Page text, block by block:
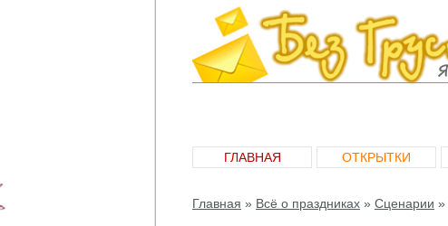
ГЛАВНАЯ ОТКРЫТКИ
Главная » Всё о праздниках » Сценарии »